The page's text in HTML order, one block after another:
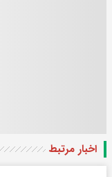
اخبار مرتبط